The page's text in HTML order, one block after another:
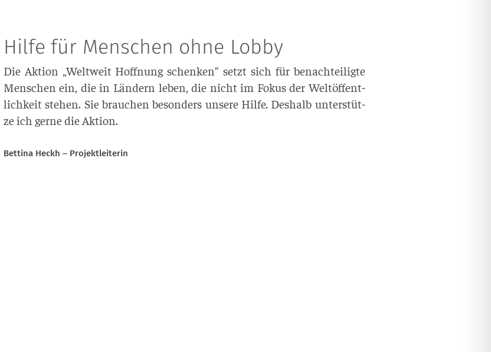
Hilfe für Menschen ohne Lobby
Die Akti­on „Welt­weit Hoff­nung schen­ken“ setzt sich für benach­tei­lig­te
Men­schen ein, die in Län­dern leben, die nicht im Fokus der Welt­öf­fent­
lich­keit ste­hen. Sie brau­chen beson­ders unse­re Hil­fe. Des­halb unter­stüt­
ze ich ger­ne die Aktion.
Bet­ti­na Heckh – Projektleiterin